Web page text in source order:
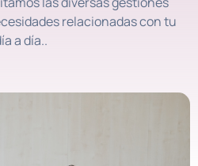
relacionadas con tu
a día..